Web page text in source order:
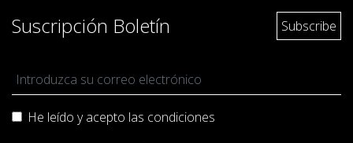
Suscripción Boletín
He leído y acepto las condiciones